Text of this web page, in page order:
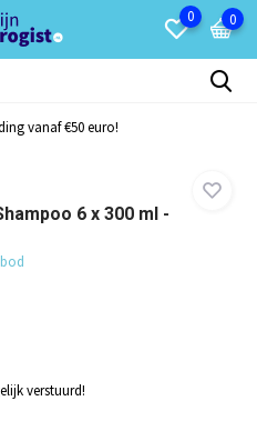
0 0
vanaf €50 euro!
6 x 300 ml -
verstuurd!